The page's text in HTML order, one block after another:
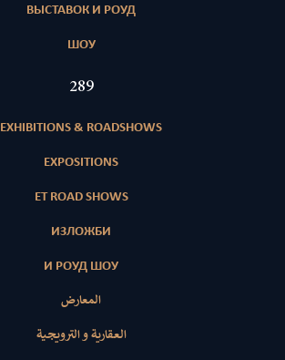
ВЫСТАВОК И РОУД
ШОУ
418
EXHIBITIONS & ROADSHOWS
EXPOSITIONS
ET ROAD SHOWS
ИЗЛОЖБИ
И РОУД ШОУ
المعارض
العقارية و الترويجية